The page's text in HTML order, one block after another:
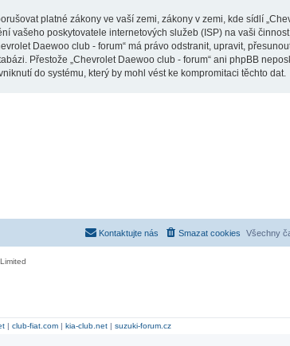
platné zákony ve vaší zemi, zákony v zemi, kde sídlí
vašeho poskytovatele internetových služeb (ISP) na vaši
Daewoo club - forum“ má právo odstranit, upravit,
Přestože „Chevrolet Daewoo club - forum“ ani phpBB
do systému, který by mohl vést ke kompromitaci těchto dat.
Všechny
Smazat cookies
Kontaktujte nás
| club-fiat.com| kia-club.net| suzuki-forum.cz